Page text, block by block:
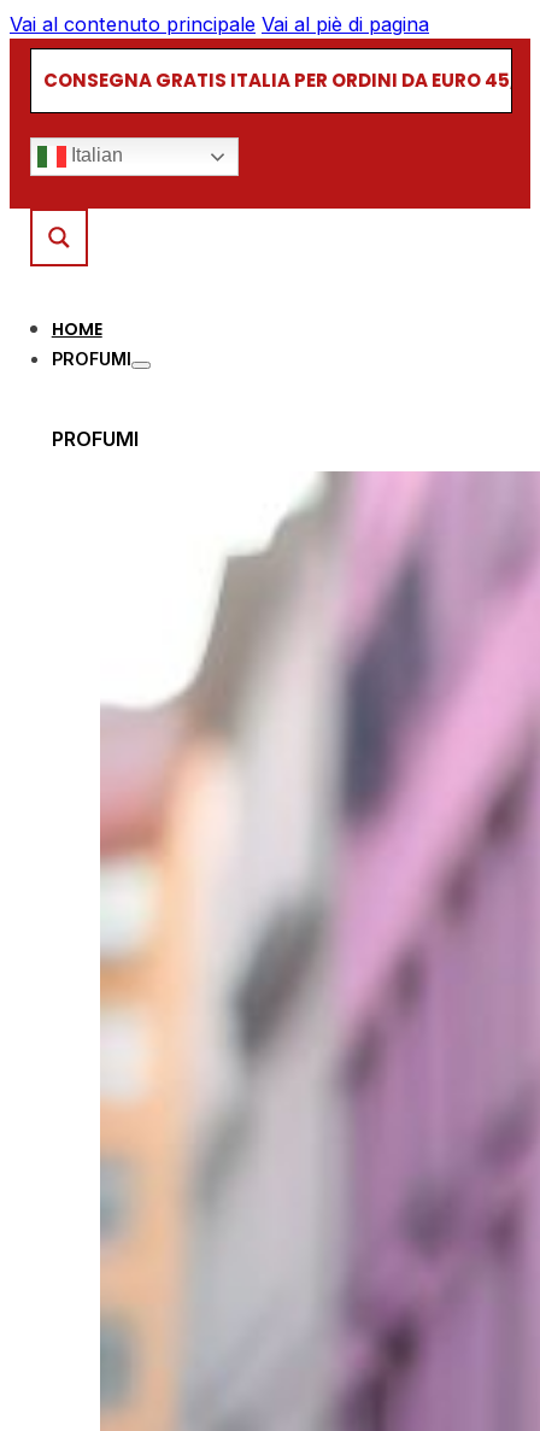
Vai al contenuto principale Vai al piè di pagina
CONSEGNA GRATIS ITALIA PER ORDINI DA EURO
Italian
HOME
PROFUMI
PROFUMI